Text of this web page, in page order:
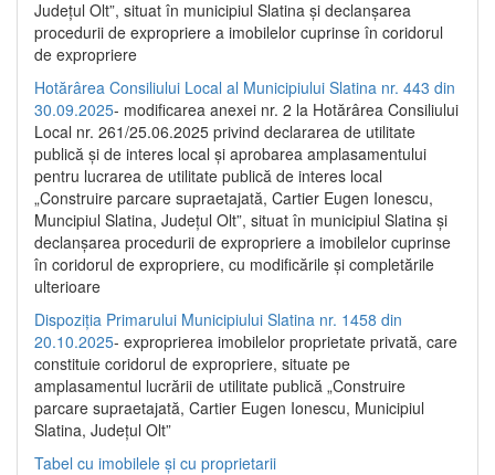
Județul Olt”, situat în municipiul Slatina și declanșarea
procedurii de expropriere a imobilelor cuprinse în coridorul
de expropriere
Hotărârea Consiliului Local al Municipiului Slatina nr. 443 din
30.09.2025- modificarea anexei nr. 2 la Hotărârea Consiliului
Local nr. 261/25.06.2025 privind declararea de utilitate
publică şi de interes local şi aprobarea amplasamentului
pentru lucrarea de utilitate publică de interes local
„Construire parcare supraetajată, Cartier Eugen Ionescu,
Muncipiul Slatina, Judeţul Olt”, situat în municipiul Slatina şi
declanşarea procedurii de expropriere a imobilelor cuprinse
în coridorul de expropriere, cu modificările şi completările
ulterioare
Dispoziția Primarului Municipiului Slatina nr. 1458 din
20.10.2025- exproprierea imobilelor proprietate privată, care
constituie coridorul de expropriere, situate pe
amplasamentul lucrării de utilitate publică „Construire
parcare supraetajată, Cartier Eugen Ionescu, Municipiul
Slatina, Județul Olt”
Tabel cu imobilele și cu proprietarii